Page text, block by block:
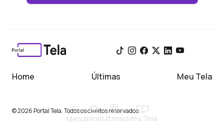
MenuInícioÚltimasMeu Tela
Home Últimas Meu Tela
© 2026 Portal Tela. Todos os direitos reservados